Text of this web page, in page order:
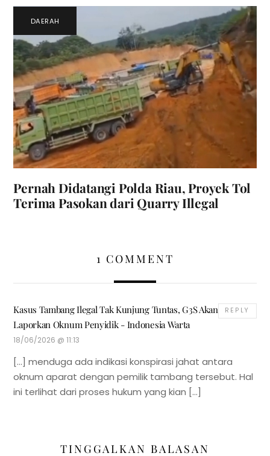
DAERAH
Pernah Didatangi Polda Riau, Proyek Tol
Terima Pasokan dari Quarry Illegal
1 COMMENT
Kasus Tambang Ilegal Tak Kunjung Tuntas, G3S Akan
Laporkan Oknum Penyidik - Indonesia Warta
18/06/2026 @ 11:13
[…] menduga ada indikasi konspirasi jahat antara
oknum aparat dengan pemilik tambang tersebut. Hal
ini terlihat dari proses hukum yang kian […]
REPLY
TINGGALKAN BALASAN